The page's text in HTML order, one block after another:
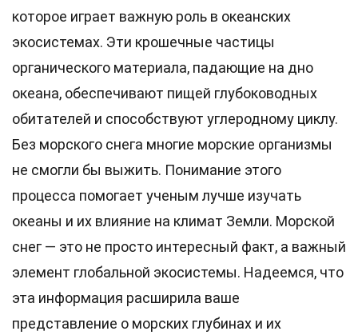
которое играет важную роль в океанских
экосистемах. Эти крошечные частицы
органического материала, падающие на дно
океана, обеспечивают пищей глубоководных
обитателей и способствуют углеродному циклу.
Без морского снега многие морские организмы
не смогли бы выжить. Понимание этого
процесса помогает ученым лучше изучать
океаны и их влияние на климат Земли. Морской
снег — это не просто интересный факт, а важный
элемент глобальной экосистемы. Надеемся, что
эта информация расширила ваше
представление о морских глубинах и их